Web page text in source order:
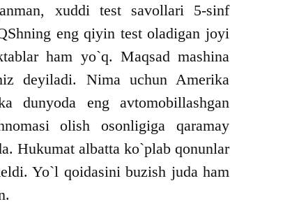
xuddi test savollari 5-sinf
eng qiyin test oladigan joyi
ham yo`q. Maqsad mashina
deyiladi. Nima uchun Amerika
dunyoda eng avtomobillashgan
olish osonligiga qaramay
Hukumat albatta ko`plab qonunlar
Yo`l qoidasini buzish juda ham